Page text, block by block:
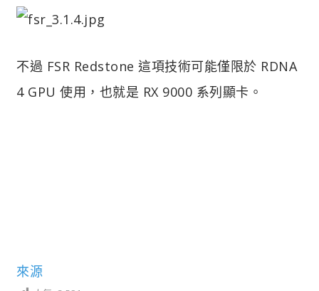
不過 FSR Redstone 這項技術可能僅限於 RDNA
4 GPU 使用，也就是 RX 9000 系列顯卡。
來源